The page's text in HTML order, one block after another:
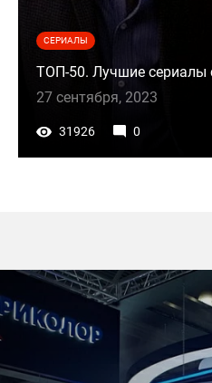
СЕРИАЛЫ
ТОП-50. Лучшие сериалы
27 сентября, 2023
31926 0